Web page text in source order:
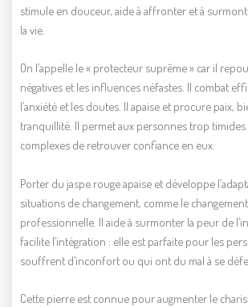
stimule en douceur, aide à affronter et à
la vie.
On l’appelle le « protecteur suprême » car il
négatives et les influences néfastes. Il combat
l’anxiété et les doutes. Il apaise et procure paix,
tranquillité. Il permet aux personnes trop
complexes de retrouver confiance en eux.
Porter du jaspe rouge apaise et développe
situations de changement, comme le
professionnelle. Il aide à surmonter la peur de
facilite l’intégration : elle est parfaite pour les
souffrent d’inconfort ou qui ont du mal à se
Cette pierre est connue pour augmenter le